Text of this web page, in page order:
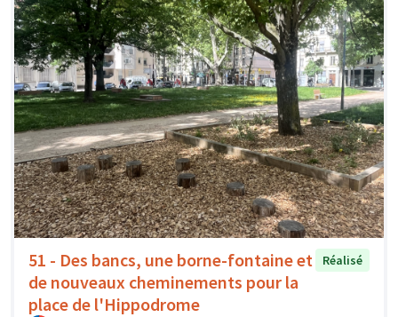
51 - Des bancs, une borne-fontaine et
de nouveaux cheminements pour la
place de l'Hippodrome
Réalisé